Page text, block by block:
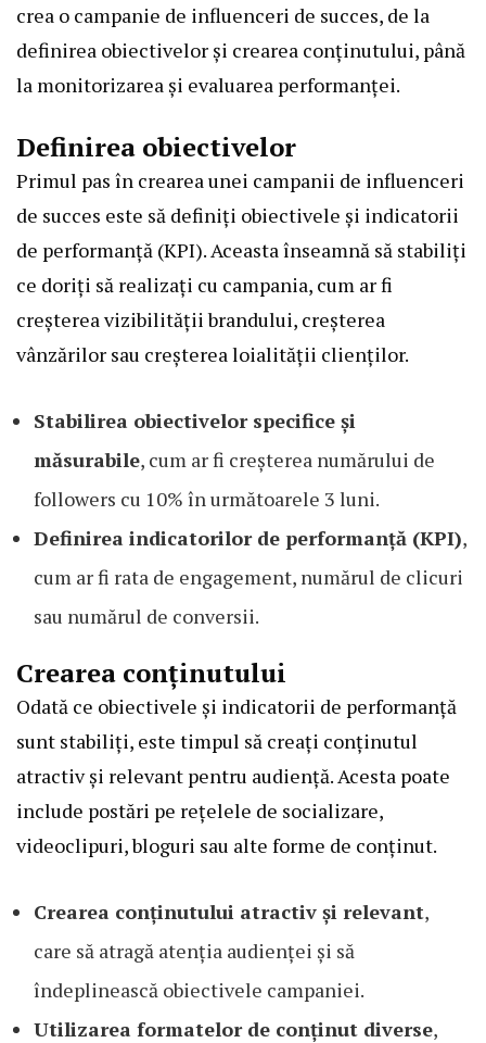
crea o campanie de influenceri de succes, de la
definirea obiectivelor și crearea conținutului, până
la monitorizarea și evaluarea performanței.
Definirea obiectivelor
Primul pas în crearea unei campanii de influenceri
de succes este să definiți obiectivele și indicatorii
de performanță (KPI). Aceasta înseamnă să stabiliți
ce doriți să realizați cu campania, cum ar fi
creșterea vizibilității brandului, creșterea
vânzărilor sau creșterea loialității clienților.
Stabilirea obiectivelor specifice și
măsurabile, cum ar fi creșterea numărului de
followers cu 10% în următoarele 3 luni.
Definirea indicatorilor de performanță (KPI),
cum ar fi rata de engagement, numărul de clicuri
sau numărul de conversii.
Crearea conținutului
Odată ce obiectivele și indicatorii de performanță
sunt stabiliți, este timpul să creați conținutul
atractiv și relevant pentru audiență. Acesta poate
include postări pe rețelele de socializare,
videoclipuri, bloguri sau alte forme de conținut.
Crearea conținutului atractiv și relevant,
care să atragă atenția audienței și să
îndeplinească obiectivele campaniei.
Utilizarea formatelor de conținut diverse,